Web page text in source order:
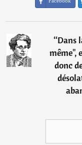
“Dans
même",
donc